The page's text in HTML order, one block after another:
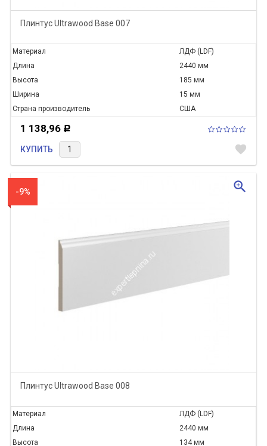
Плинтус Ultrawood Base 007
Материал
ЛДФ (LDF)
Длина
2440 мм
Высота
185 мм
Ширина
15 мм
Страна производитель
США
1 138,96 Р
КУПИТЬ favorite
-9%
Плинтус Ultrawood Base 008
Материал
ЛДФ (LDF)
Длина
2440 мм
Высота
134 мм
zoom_in